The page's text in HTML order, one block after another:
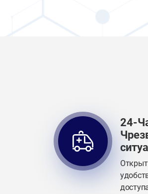
24-
Открыт